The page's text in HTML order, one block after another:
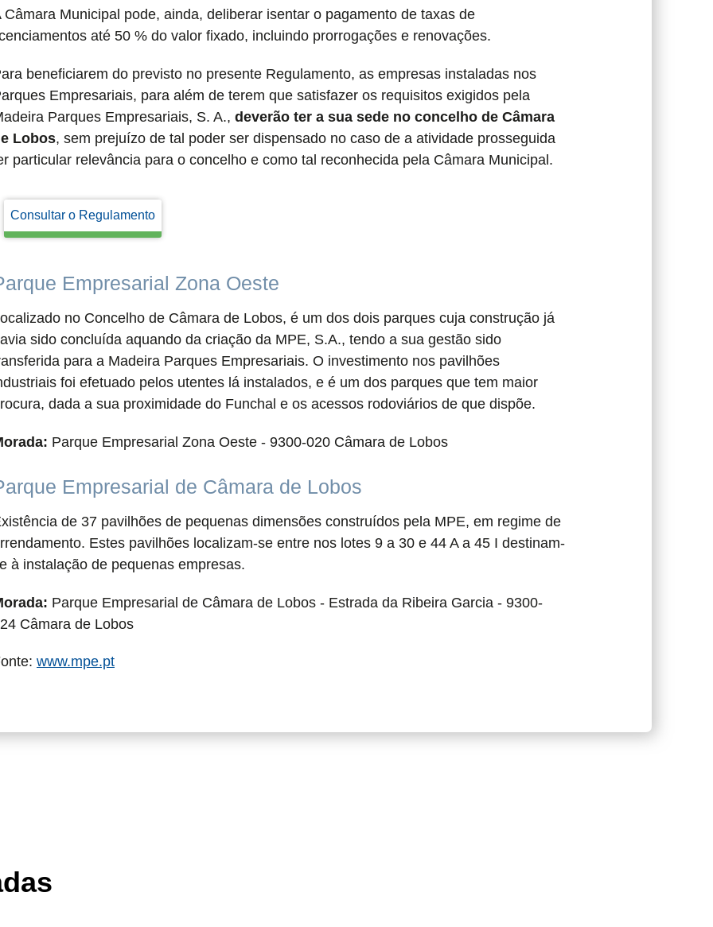
Câmara Municipal pode, ainda, deliberar isentar o pagamento de taxas de
até 50 % do valor fixado, incluindo prorrogações e renovações.
beneficiarem do previsto no presente Regulamento, as empresas instaladas nos
Empresariais, para além de terem que satisfazer os requisitos exigidos pela
Parques Empresariais, S. A., deverão ter a sua sede no concelho de Câmara
Lobos, sem prejuízo de tal poder ser dispensado no caso de a atividade prosseguida
particular relevância para o concelho e como tal reconhecida pela Câmara Municipal.
Consultar o Regulamento
Empresarial Zona Oeste
no Concelho de Câmara de Lobos, é um dos dois parques cuja construção já
sido concluída aquando da criação da MPE, S.A., tendo a sua gestão sido
para a Madeira Parques Empresariais. O investimento nos pavilhões
foi efetuado pelos utentes lá instalados, e é um dos parques que tem maior
dada a sua proximidade do Funchal e os acessos rodoviários de que dispõe.
Parque Empresarial Zona Oeste - 9300-020 Câmara de Lobos
Empresarial de Câmara de Lobos
de 37 pavilhões de pequenas dimensões construídos pela MPE, em regime de
Estes pavilhões localizam-se entre nos lotes 9 a 30 e 44 A a 45 I destinam-
à instalação de pequenas empresas.
Parque Empresarial de Câmara de Lobos - Estrada da Ribeira Garcia - 9300-
Câmara de Lobos
www.mpe.pt